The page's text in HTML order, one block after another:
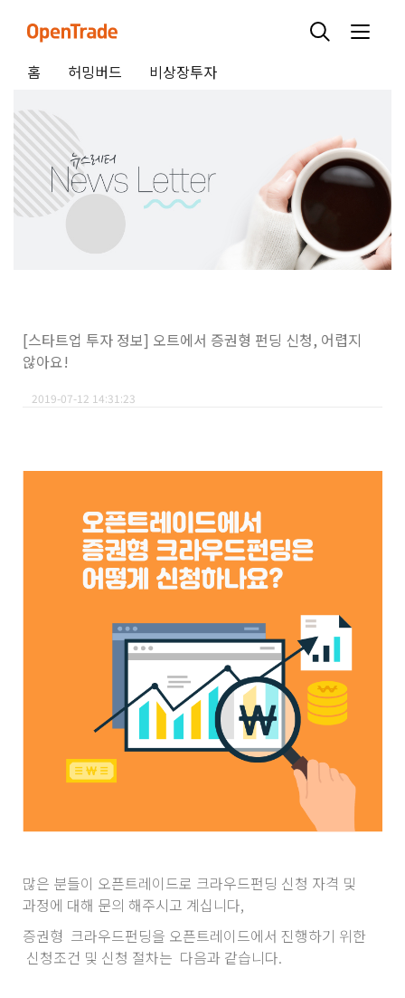
홈 허밍버드 비상장투자
[스타트업 투자 정보] 오트에서 증권형 펀딩 신청, 어렵지
않아요!
2019-07-12 14:31:23
많은 분들이 오픈트레이드로 크라우드펀딩 신청 자격 및
과정에 대해 문의 해주시고 계십니다,
증권형 크라우드펀딩을 오픈트레이드에서 진행하기 위한
신청조건 및 신청 절차는 다음과 같습니다.